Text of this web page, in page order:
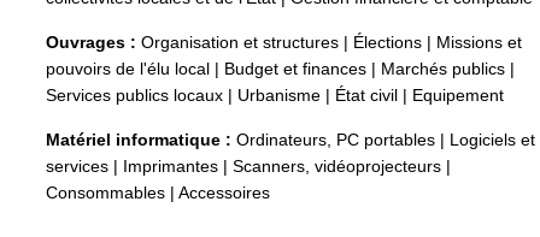
Ouvrages : Organisation et structures Élections
Missions et
pouvoirs de l'élu local
Budget et finances Marchés publics
Services publics locaux
Urbanisme État civil Equipement
Matériel informatique : Ordinateurs, PC portables
Logiciels et
services
Imprimantes Scanners, vidéoprojecteurs
Consommables
Accessoires